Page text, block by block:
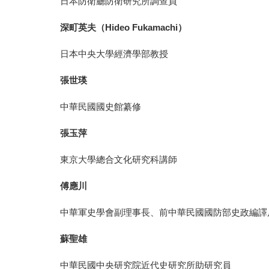
深町英夫（Hideo Fukamachi）
日本中央大學經濟學部教授
張世瑛
中華民國國史館纂修
張玉萍
東京大學總合文化研究科講師
傅應川
中華軍史學會副理事長、前中華民國國防部史政編
蘇聖雄
中華民國中央研究院近代史研究所助研究員